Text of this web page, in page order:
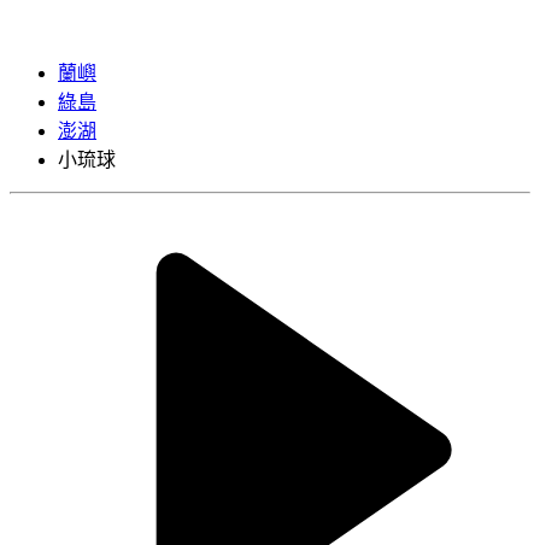
蘭嶼
綠島
澎湖
小琉球